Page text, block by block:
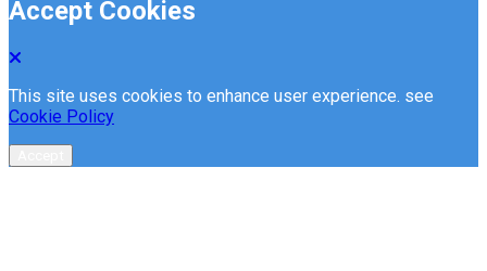
Accept Cookies
This site uses cookies to enhance user experience. see
Cookie Policy